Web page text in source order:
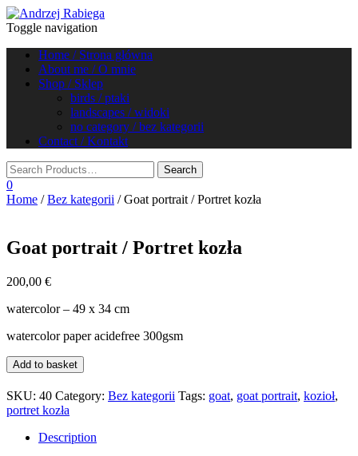
Toggle navigation
Home / Strona główna
About me / O mnie
Shop / Sklep
birds / ptaki
landscapes / widoki
no category / bez kategorii
Contact / Kontakt
0
Home /Bez kategorii / Goat portrait / Portret kozła
Goat portrait / Portret kozła
200,00 €
watercolor – 49 x 34 cm
watercolor paper acidefree 300gsm
Goat
portrait
/
Portret
kozła
quantity
Add to basket
SKU: 40 Category: Bez kategorii Tags: goat, goat portrait, kozioł,
portret kozła
Description